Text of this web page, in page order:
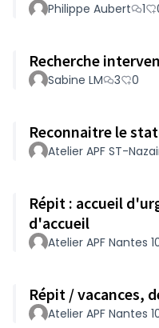
Philippe Aubert 1
Recherche
Sabine LM 3 0
Reconnaitre le
Atelier APF ST-
Répit : accueil
d'accueil
Atelier APF Nantes
Répit / vacances,
Atelier APF Nantes